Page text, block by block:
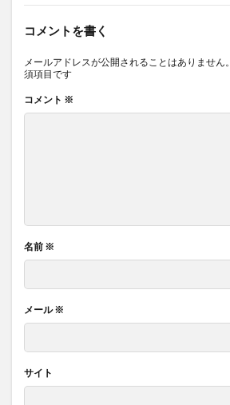
コメントを書く
メールアドレスが公開されることはありません。
須項目です
コメント ※
名前 ※
メール※
サイト